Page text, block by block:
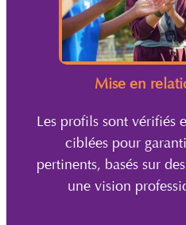
Mise en
Les profils sont vérifiés
ciblées pour
pertinents, basés sur
une vision